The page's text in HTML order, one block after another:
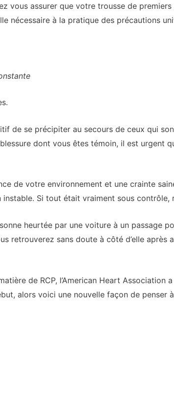
vous assurer que votre trousse de
nécessaire à la pratique des précautions
de se précipiter au secours de ceux qui
dont vous êtes témoin, il est urgent
de votre environnement et une crainte
instable. Si tout était vraiment sous
heurtée par une voiture à un passage
retrouverez sans doute à côté d’elle
de RCP, l’American Heart Association
alors voici une nouvelle façon de penser